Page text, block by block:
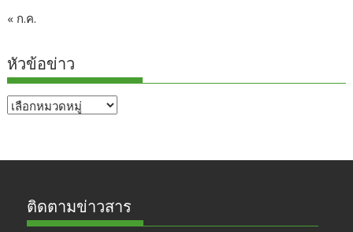
« ก.ค.
หัวข้อข่าว
หัวข้อ
ติดตามข่าวสาร